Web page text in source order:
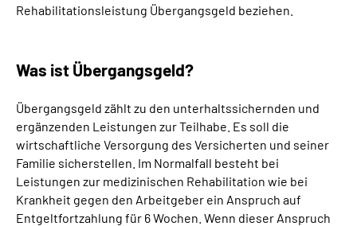
Über uns & Presse
Online-Services
Suche
Language
Rehabilitationsleistung Übergangsgeld beziehen.
Was ist Übergangsgeld?
Übergangsgeld zählt zu den unterhaltssichernden und
ergänzenden Leistungen zur Teilhabe. Es soll die
wirtschaftliche Versorgung des Versicherten und seiner
Familie sicherstellen. Im Normalfall besteht bei
Leistungen zur medizinischen Rehabilitation wie bei
Krankheit gegen den Arbeitgeber ein Anspruch auf
Entgeltfortzahlung für 6 Wochen. Wenn dieser Anspruch